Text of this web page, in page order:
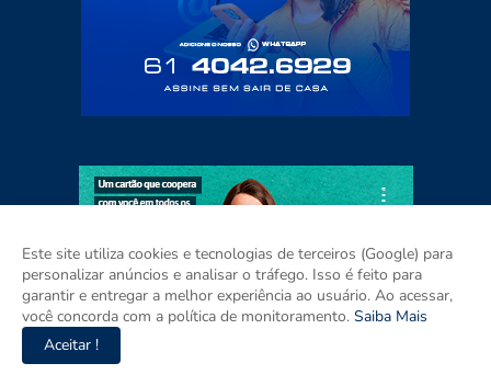
Este site utiliza cookies e tecnologias de terceiros (Google) para
personalizar anúncios e analisar o tráfego. Isso é feito para
garantir e entregar a melhor experiência ao usuário. Ao acessar,
você concorda com a política de monitoramento. Saiba Mais
Aceitar !